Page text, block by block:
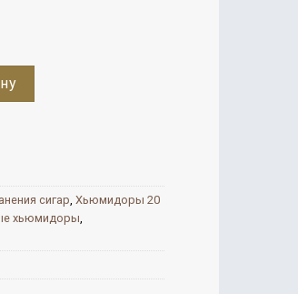
сигар Хьюмидоры 20
хьюмидоры